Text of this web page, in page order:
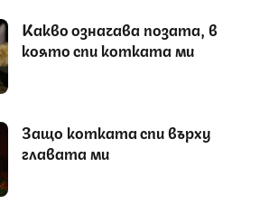
Какво означава позата, в
която спи котката ми
Защо котката спи върху
главата ми